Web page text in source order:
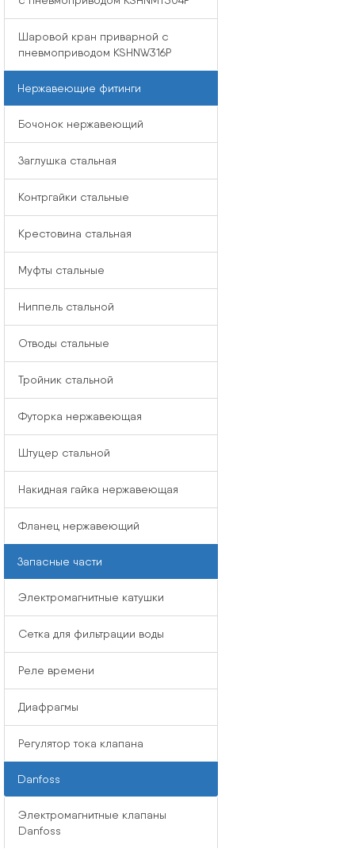
Шаровой кран приварной с
пневмоприводом KSHNW316P
Нержавеющие фитинги
Бочонок нержавеющий
Заглушка стальная
Контргайки стальные
Крестовина стальная
Муфты стальные
Ниппель стальной
Отводы стальные
Тройник стальной
Футорка нержавеющая
Штуцер стальной
Накидная гайка нержавеющая
Фланец нержавеющий
Запасные части
Электромагнитные катушки
Сетка для фильтрации воды
Реле времени
Диафрагмы
Регулятор тока клапана
Danfoss
Электромагнитные клапаны
Danfoss